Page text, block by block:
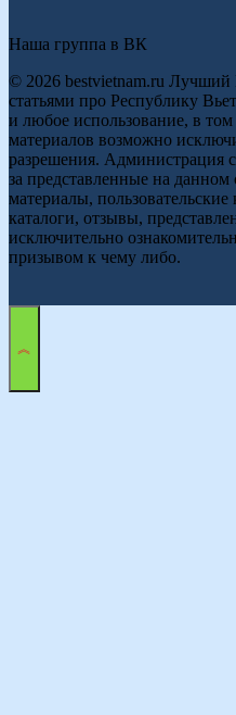
Наша группа в ВК
© 2026 bestvietnam.ru Лучший
статьями про Республику
и любое использование, в том
материалов возможно
разрешения. Администрация
за представленные на
материалы,
каталоги, отзывы,
исключительно
призывом к чему либо.